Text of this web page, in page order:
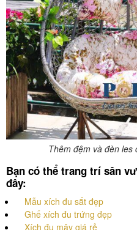
Thêm đệm và đèn
Bạn có thể trang trí sân
đây:
Mẫu xích đu sắt đẹp
Ghế xích đu trứng đẹp
Xích đu mây giá rẻ